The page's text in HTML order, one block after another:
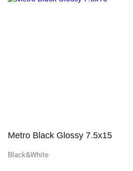
Metro Black Glossy 7.5x15
Black&White